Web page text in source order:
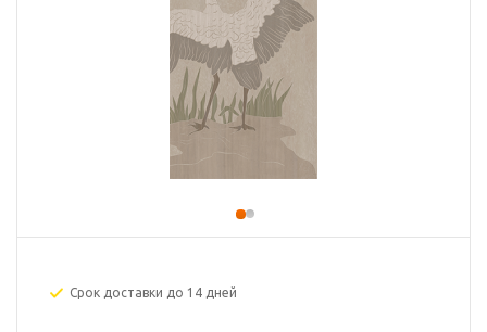
Срок доставки до 14 дней